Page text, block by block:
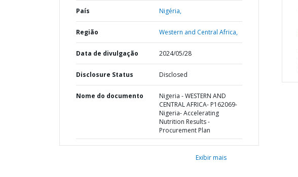
País Nigéria,
Região Western and Central Africa,
Data de divulgação 2024/05/28
Disclosure Status Disclosed
Nome do documento
Nigeria - WESTERN AND
CENTRAL AFRICA- P162069-
Nigeria- Accelerating
Nutrition Results -
Procurement Plan
Exibir mais